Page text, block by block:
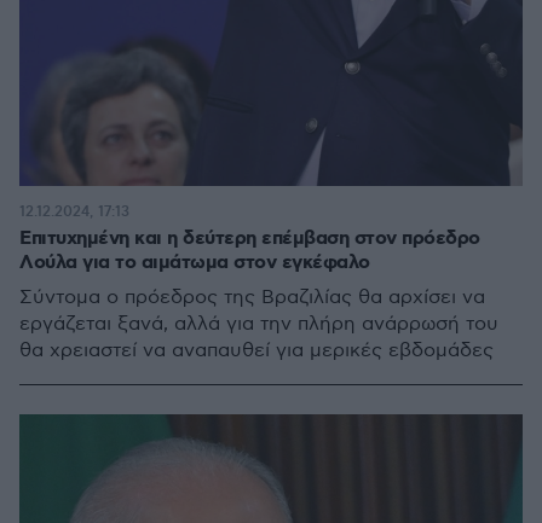
Επιτυχημένη και η δεύτερη επέμβαση στον πρόεδρο
Λούλα για το αιμάτωμα στον εγκέφαλο
Σύντομα ο πρόεδρος της Βραζιλίας θα αρχίσει να
εργάζεται ξανά, αλλά για την πλήρη ανάρρωσή του
θα χρειαστεί να αναπαυθεί για μερικές εβδομάδες
12.12.2024, 17:13